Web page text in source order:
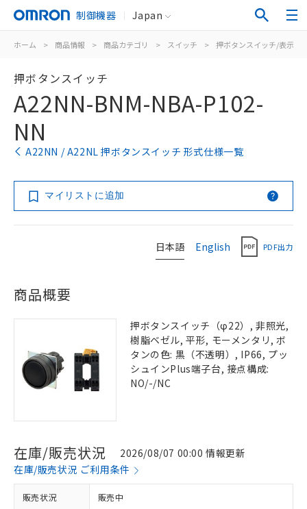
制御機器 Japan
ホーム > 商品情報 > 商品カテゴリ > スイッチ > 押ボタンスイッチ/表示灯
押ボタンスイッチ
A22NN-BNM-NBA-P102-
NN
A22NN / A22NL 押ボタンスイッチ 形式仕様一覧
マイリストに追加
日本語 English PDF出力
商品概要
押ボタンスイッチ（φ22）, 非照光,
樹脂ベゼル, 平形, モーメンタリ, ボ
タンの色: 黒（不透明）, IP66, プッ
シュインPlus端子台, 接点構成:
NO/-/NC
在庫/販売状況
2026/08/07 00:00 情報更新
在庫/販売状況 ご利用条件
販売状況 販売中